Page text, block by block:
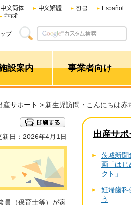
中文简体 中文繁體 한글 Español
नेपाली
プ
設案内 事業者向け
産サポート > 新生児訪問・こんにちは赤
新日：2026年4月1日
員（保育士等）が家
出産サポ
茨城新聞
画「はじ
クト」
妊婦歯科
う